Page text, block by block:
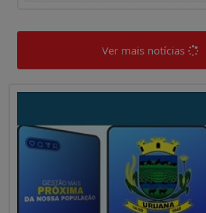
Ver mais notícias